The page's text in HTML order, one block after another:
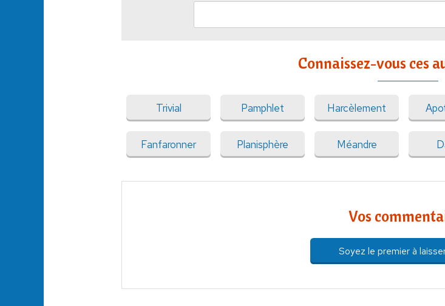
Connaissez-vous ces
Trivial Pamphlet Harcèlement
Fanfaronner Planisphère Méandre
Vos
Soyez le premier à